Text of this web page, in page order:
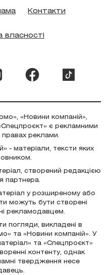
Контакти
власності
«Новини компаній»,
є рекламними
правах реклами.
- матеріали, тексти яких
створений редакцією
партнера.
у розширеному або
можуть бути створені
рекламодавцем.
погляди, викладені в
та «Новини компаній». У
та «Спецпроєкт»
контенту, однак
твердження несе